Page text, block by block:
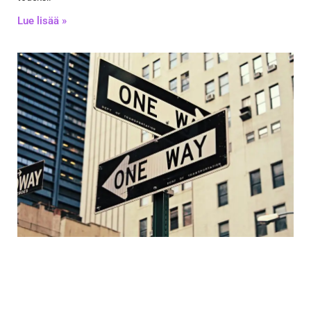
Lue lisää »